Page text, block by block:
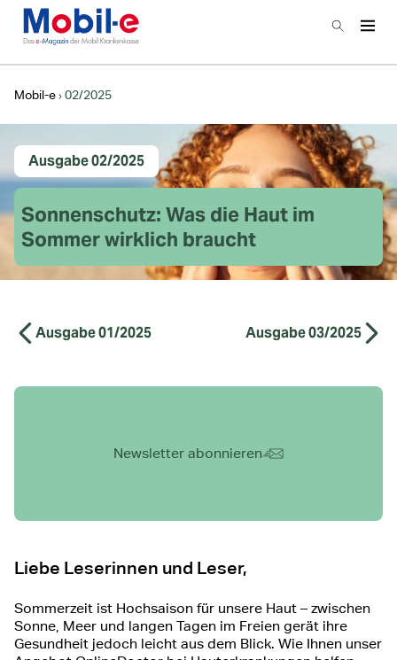
Hauptnavigation
Suchen
Mobil-e 02/2025
Ausgabe 02/2025
Ausgabe 02/2025
Sonnenschutz: Was die Haut im
Sommer wirklich braucht
Ausgaben Navigation
Ausgabe 01/2025 Ausgabe 03/2025
Newsletter abonnieren
Liebe Leserinnen und Leser,
Sommerzeit ist Hochsaison für unsere Haut – zwischen
Sonne, Meer und langen Tagen im Freien gerät ihre
Gesundheit jedoch leicht aus dem Blick. Wie Ihnen unser